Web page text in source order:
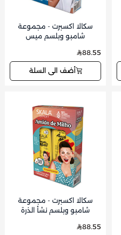
سكالا اكسبرت - مجموعة
شامبو وبلسم ميس
88.55
أضف الى السلة
سكالا اكسبرت - مجموعة
شامبو وبلسم نشأ الذرة
88.55